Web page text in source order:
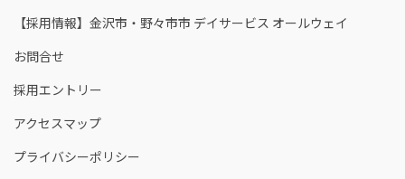
【採用情報】金沢市・野々市市 デイサービス オールウェイ
お問合せ
採用エントリー
アクセスマップ
プライバシーポリシー